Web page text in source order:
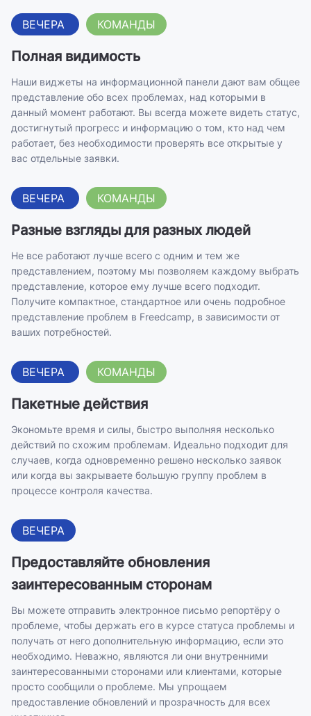
ВЕЧЕРА КОМАНДЫ
Полная видимость
Наши виджеты на информационной панели дают вам общее
представление обо всех проблемах, над которыми в
данный момент работают. Вы всегда можете видеть статус,
достигнутый прогресс и информацию о том, кто над чем
работает, без необходимости проверять все открытые у
вас отдельные заявки.
ВЕЧЕРА КОМАНДЫ
Разные взгляды для разных людей
Не все работают лучше всего с одним и тем же
представлением, поэтому мы позволяем каждому выбрать
представление, которое ему лучше всего подходит.
Получите компактное, стандартное или очень подробное
представление проблем в Freedcamp, в зависимости от
ваших потребностей.
ВЕЧЕРА КОМАНДЫ
Пакетные действия
Экономьте время и силы, быстро выполняя несколько
действий по схожим проблемам. Идеально подходит для
случаев, когда одновременно решено несколько заявок
или когда вы закрываете большую группу проблем в
процессе контроля качества.
ВЕЧЕРА
Предоставляйте обновления
заинтересованным сторонам
Вы можете отправить электронное письмо репортёру о
проблеме, чтобы держать его в курсе статуса проблемы и
получать от него дополнительную информацию, если это
необходимо. Неважно, являются ли они внутренними
заинтересованными сторонами или клиентами, которые
просто сообщили о проблеме. Мы упрощаем
предоставление обновлений и прозрачность для всех